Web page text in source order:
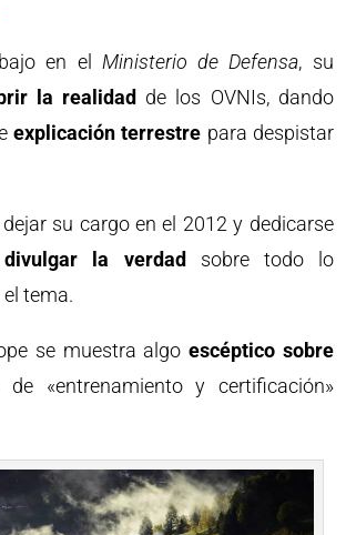
en el Ministerio de Defensa, su
la realidad de los OVNIs, dando
explicación terrestre para despistar
su cargo en el 2012 y dedicarse
la verdad
sobre todo lo
tema.
se muestra algoescéptico sobre
de «entrenamiento y certificación»